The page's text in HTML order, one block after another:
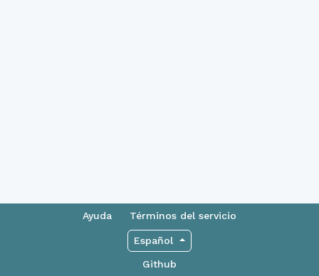
Ayuda Términos del servicio
Español
Github